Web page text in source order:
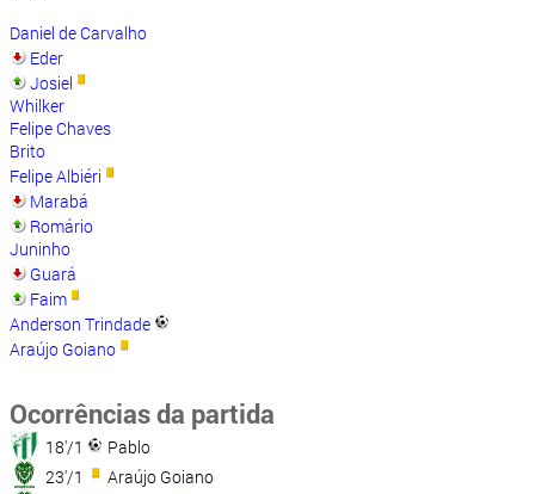
Daniel de Carvalho
Eder
Josiel
Whilker
Felipe Chaves
Brito
Felipe Albiéri
Marabá
Romário
Juninho
Guará
Faim
Anderson Trindade
Araújo Goiano
Ocorrências da partida
18'/1
Pablo
23'/1
Araújo Goiano